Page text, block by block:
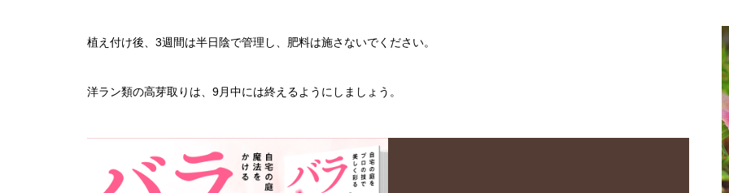
植え付け後、3週間は半日陰で管理し、肥料は施さないでください。
洋ラン類の高芽取りは、9月中には終えるようにしましょう。
クリスマスローズを使ったおしゃれな寄せ